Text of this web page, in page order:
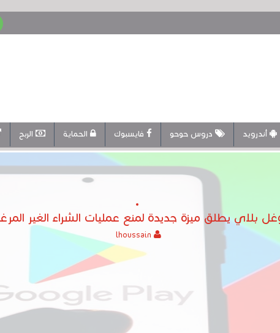
أندرويد دروس حوحو فايسبوك الحماية الربح
بلاي يطلق ميزة جديدة لمنع عمليات الشراء الغير